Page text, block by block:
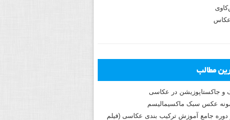
عکاس
مطالب
و جاکستا‌پوزیشن در عکاسی
دوره جامع آموزش ترکیب بندی عکاسی (فیلم